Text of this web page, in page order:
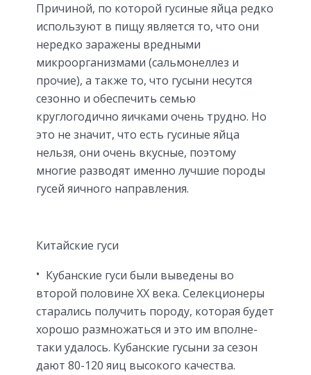
Причиной, по которой гусиные яйца редко
используют в пищу является то, что они
нередко заражены вредными
микроорганизмами (сальмонеллез и
прочие), а также то, что гусыни несутся
сезонно и обеспечить семью
круглогодично яичками очень трудно. Но
это не значит, что есть гусиные яйца
нельзя, они очень вкусные, поэтому
многие разводят именно лучшие породы
гусей яичного направления.
Китайские гуси
Кубанские гуси были выведены во
второй половине XX века. Селекционеры
старались получить породу, которая будет
хорошо размножаться и это им вполне-
таки удалось. Кубанские гусыни за сезон
дают 80-120 яиц высокого качества.